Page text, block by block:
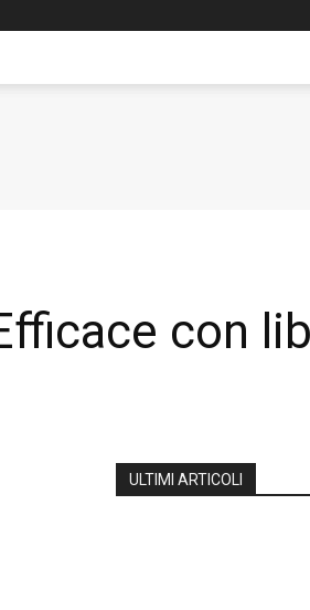
con
ULTIMI ARTICOLI